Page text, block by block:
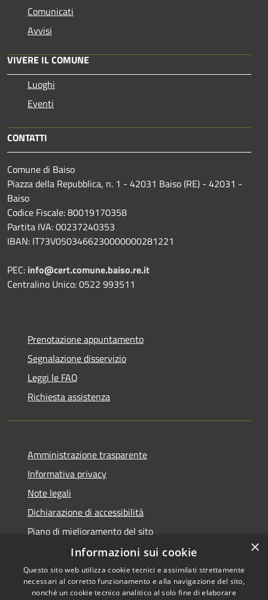
Comunicati
Avvisi
VIVERE IL COMUNE
Luoghi
Eventi
CONTATTI
Comune di Baiso
Piazza della Repubblica, n. 1 - 42031 Baiso (RE) - 42031 -
Baiso
Codice Fiscale: 80019170358
Partita IVA: 00237240353
IBAN: IT73V0503466230000000281221
PEC: info@cert.comune.baiso.re.it
Centralino Unico: 0522 993511
Prenotazione appuntamento
Segnalazione disservizio
Leggi le FAQ
Richiesta assistenza
Amministrazione trasparente
Informativa privacy
Note legali
Dichiarazione di accessibilità
Piano di miglioramento del sito
Copyright © 2026 • Comune di
×
Informazioni sui cookie
Questo sito web utilizza cookie tecnici e assimilati strettamente
necessari al corretto funzionamento e alla navigazione del sito,
nonché un cookie tecnico analitico al solo fine di elaborare